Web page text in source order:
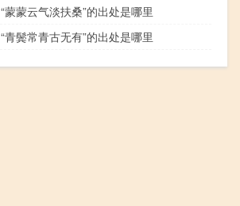
“蒙蒙云气淡扶桑”的出处是哪里
“青鬓常青古无有”的出处是哪里